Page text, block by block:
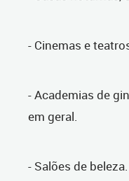
- Cinemas e
- Academias de
em geral.
- Salões de beleza.